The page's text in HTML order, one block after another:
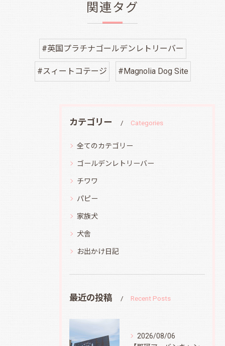
関連タグ
#英国プラチナゴールデンレトリーバー
#スィートコテージ #Magnolia Dog Site
カテゴリー Categories
全てのカテゴリー
ゴールデンレトリーバー
チワワ
パピー
家族犬
犬舎
お出かけ日記
最近の投稿 Recent Posts
2026/08/06